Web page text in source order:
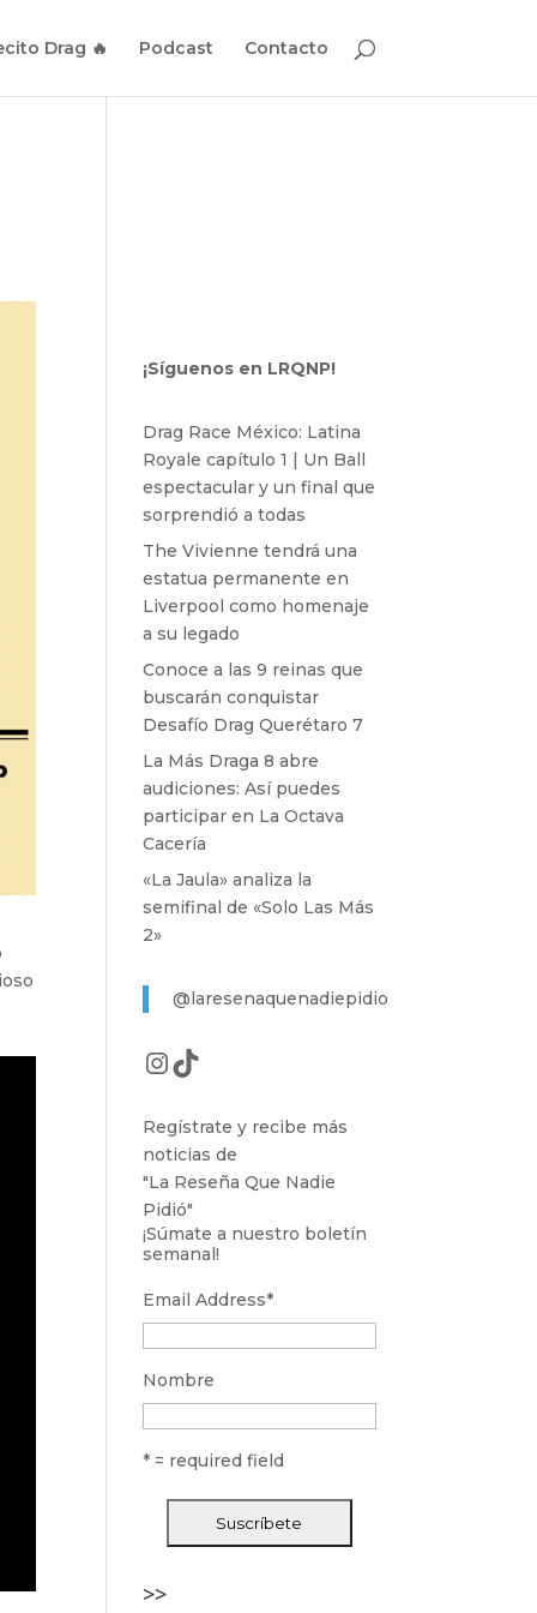
Drag 🔥 Podcast Contacto
¡Síguenos en LRQNP!
Drag Race México: Latina
Royale capítulo 1 | Un Ball
espectacular y un final que
sorprendió a todas
The Vivienne tendrá una
estatua permanente en
Liverpool como homenaje
a su legado
Conoce a las 9 reinas que
buscarán conquistar
Desafío Drag Querétaro 7
La Más Draga 8 abre
audiciones: Así puedes
participar en La Octava
Cacería
«La Jaula» analiza la
semifinal de «Solo Las Más
2»
@laresenaquenadiepidio
Instagram
TikTok
Regístrate y recibe más
noticias de
"La Reseña Que Nadie
Pidió"
¡Súmate a nuestro boletín
semanal!
Email Address*
Nombre
* = required field
>>